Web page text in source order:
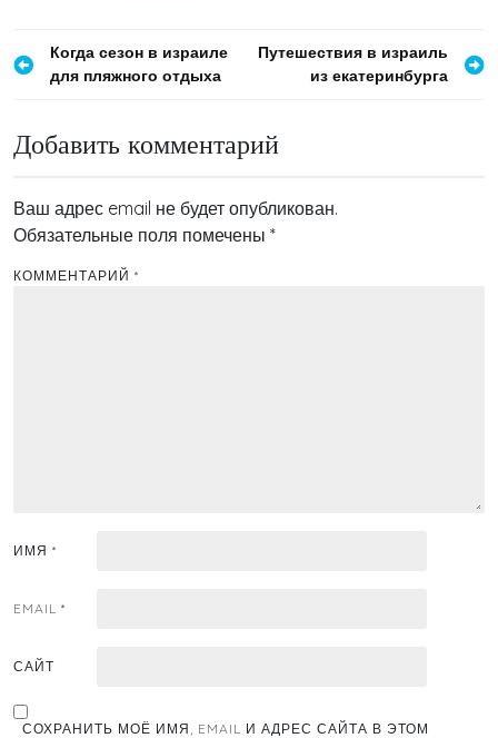
Навигация
Когда сезон в израиле
для пляжного отдыха
Путешествия в израиль
из екатеринбурга
Добавить комментарий
Ваш адрес email не будет опубликован.
Обязательные поля помечены *
КОММЕНТАРИЙ *
ИМЯ *
EMAIL *
САЙТ
СОХРАНИТЬ МОЁ ИМЯ, EMAIL И АДРЕС САЙТА В ЭТОМ